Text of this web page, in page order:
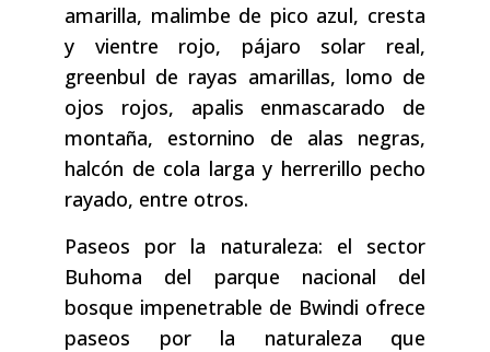
amarilla, malimbe de pico azul, cresta
y vientre rojo, pájaro solar real,
greenbul de rayas amarillas, lomo de
ojos rojos, apalis enmascarado de
montaña, estornino de alas negras,
halcón de cola larga y herrerillo pecho
rayado, entre otros.
Paseos por la naturaleza: el sector
Buhoma del parque nacional del
bosque impenetrable de Bwindi ofrece
paseos por la naturaleza que